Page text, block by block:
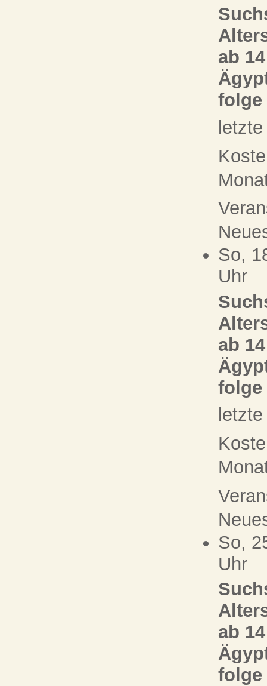
ab
folge
So,
Uhr
ab
folge
So,
Uhr
ab
folge